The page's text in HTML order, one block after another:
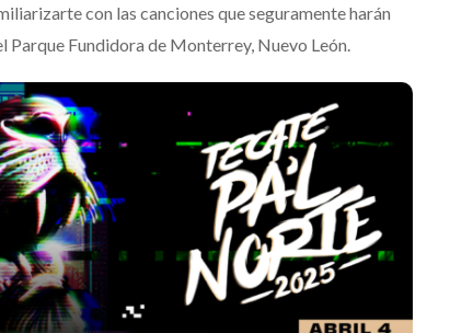
con las canciones que seguramente harán
Fundidora de Monterrey, Nuevo León.
estrena
Julio 13, 2026
Levi’s® presenta a Belinda
como su nueva
embajadora para
Latinoamérica
Edwin Jimenez Julio 13, 2026